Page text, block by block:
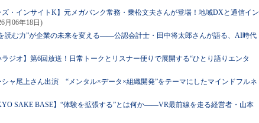
ズ・インサイトK】元メガバンク常務・乗松文夫さんが登場！地域DXと通信イン
月06年18日)
読む力”が企業の未来を変える――公認会計士・田中将太郎さんが語る、AI時代
ラジオ】第6回放送！日常トークとリスナー便りで展開する“ひとり語りエンタ
シャ尾上さん出演 “メンタル×データ×組織開発”をテーマにしたマインドフルネ
SAKE BASE】“体験を拡張する”とは何か――VR最前線を走る経営者・山本